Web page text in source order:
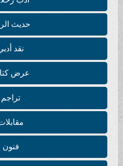
حديث الروح
نقد أدبي
عرض كتاب
تراجم
مقابلات
فنون